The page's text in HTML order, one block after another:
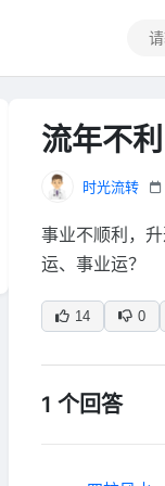
流年不
时光流转
事业不顺利，
运、事业运？
14 0
1 个回答